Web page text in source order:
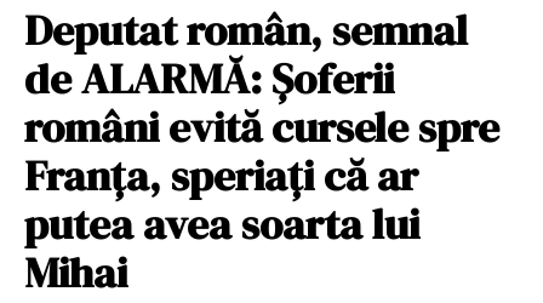
Deputat român, semnal
de ALARMĂ: Şoferii
români evită cursele spre
Franţa, speriați că ar
putea avea soarta lui
Mihai